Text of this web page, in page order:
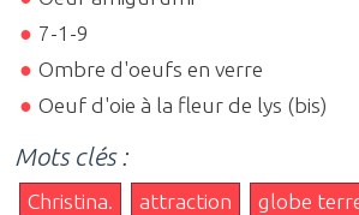
7-1-9
Ombre d'oeufs en verre
Oeuf d'oie à la fleur de lys (bis)
Mots clés :
Christina. attraction
globe